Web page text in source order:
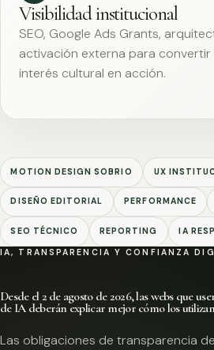
Visibilidad institucional
SEO, Google Ads Grants,
activación externa para convertir
interés cultural en acción.
MOTION DESIGN SOBRIO UX
DISEÑO EDITORIAL PERFORMANCE
SEO TÉCNICO REPORTING IA
IA, TRANSPARENCIA Y CONFIANZA
Desde el 2 de agosto de 2026, las webs que
de IA deberán explicar mejor cómo los
Las obligaciones de transparencia